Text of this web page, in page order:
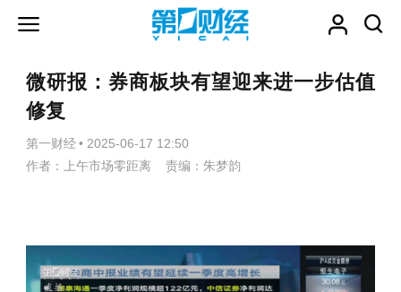
微研报：券商板块有望迎来进一步估值
修复
第一财经 • 2025-06-17 12:50
作者：上午市场零距离 责编：朱梦韵